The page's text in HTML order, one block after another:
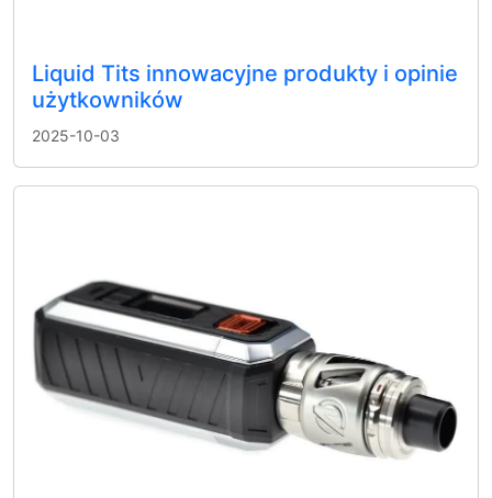
Liquid Tits innowacyjne produkty i opinie
użytkowników
2025-10-03